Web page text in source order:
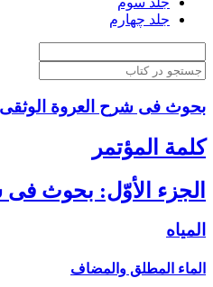
جلد چهارم
بحوث فی شرح العروة الوثقی
كلمة المؤتمر
الجزء الأوّل: بحوث فى
المياه‏
الماء المطلق والمضاف‏